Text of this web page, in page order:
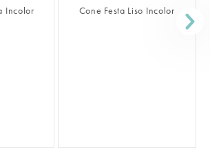
Cone Festa Liso Incolor